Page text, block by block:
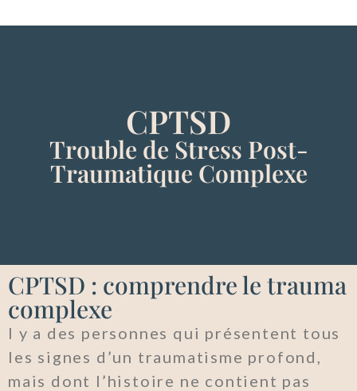
CPTSD
Trouble de Stress Post-
Traumatique Complexe
CPTSD : comprendre le trauma
complexe
l y a des personnes qui présentent tous
les signes d’un traumatisme profond,
mais dont l’histoire ne contient pas